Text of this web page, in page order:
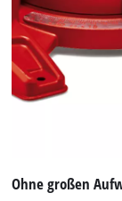
Ohne großen